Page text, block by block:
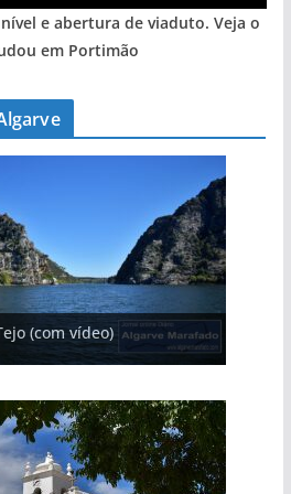
e abertura de viaduto. Veja o
em Portimão
(com vídeo)
cascata
de Portugal (com